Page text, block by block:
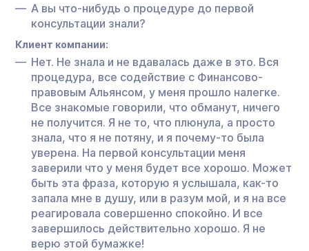
А вы что-нибудь о процедуре до первой
консультации знали?
Клиент компании:
Нет. Не знала и не вдавалась даже в это. Вся
процедура, все содействие с Финансово-
правовым Альянсом, у меня прошло налегке.
Все знакомые говорили, что обманут, ничего
не получится. Я не то, что плюнула, а просто
знала, что я не потяну, и я почему-то была
уверена. На первой консультации меня
заверили что у меня будет все хорошо. Может
быть эта фраза, которую я услышала, как-то
запала мне в душу, или в разум мой, и я на все
реагировала совершенно спокойно. И все
завершилось действительно хорошо. Я не
верю этой бумажке!